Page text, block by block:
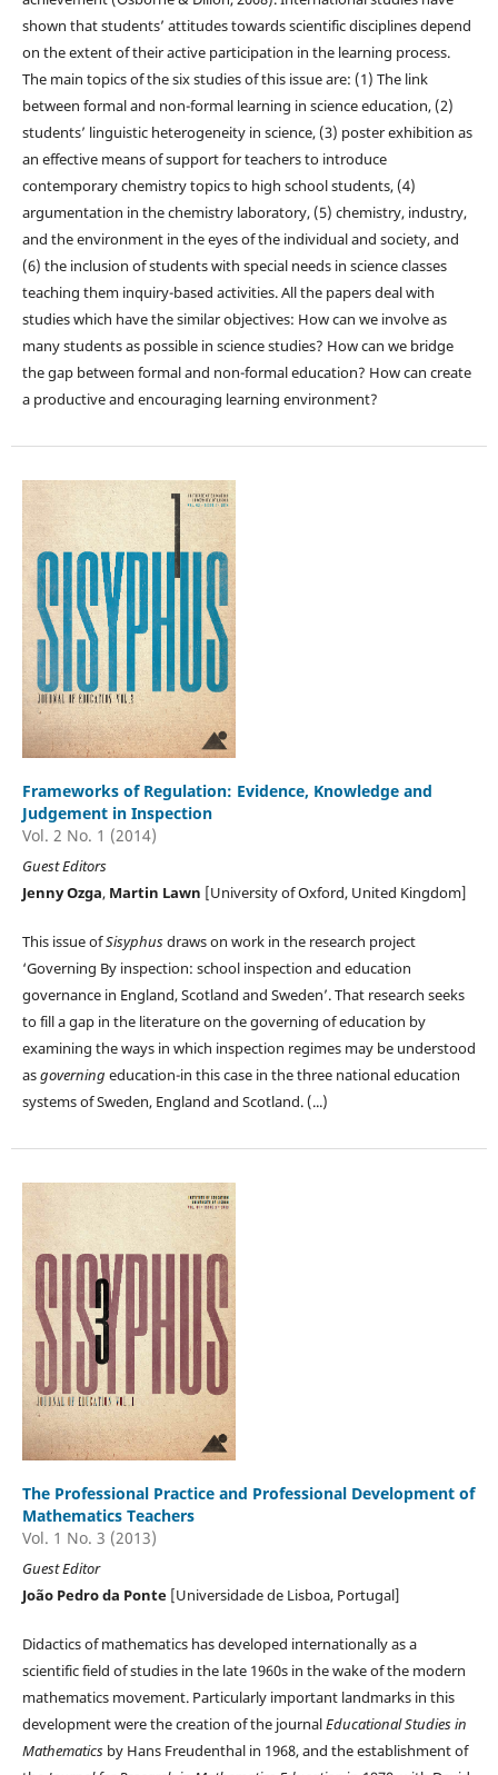
shown that students’ attitudes towards scientific disciplines depend
on the extent of their active participation in the learning process.
The main topics of the six studies of this issue are: (1) The link
between formal and non-formal learning in science education, (2)
students’ linguistic heterogeneity in science, (3) poster exhibition as
an effective means of support for teachers to introduce
contemporary chemistry topics to high school students, (4)
argumentation in the chemistry laboratory, (5) chemistry, industry,
and the environment in the eyes of the individual and society, and
(6) the inclusion of students with special needs in science classes
teaching them inquiry-based activities. All the papers deal with
studies which have the similar objectives: How can we involve as
many students as possible in science studies? How can we bridge
the gap between formal and non-formal education? How can create
a productive and encouraging learning environment?
Frameworks of Regulation: Evidence, Knowledge and
Judgement in Inspection
Vol. 2 No. 1 (2014)
Guest Editors
Jenny Ozga, Martin Lawn [University of Oxford, United Kingdom]
This issue ofSisyphusdraws on work in the research project
‘Governing By inspection: school inspection and education
governance in England, Scotland and Sweden’. That research seeks
to fill a gap in the literature on the governing of education by
examining the ways in which inspection regimes may be understood
asgoverning education-in this case in the three national education
systems of Sweden, England and Scotland. (...)
The Professional Practice and Professional Development of
Mathematics Teachers
Vol. 1 No. 3 (2013)
Guest Editor
João Pedro da Ponte [Universidade de Lisboa, Portugal]
Didactics of mathematics has developed internationally as a
scientific field of studies in the late 1960s in the wake of the modern
mathematics movement. Particularly important landmarks in this
development were the creation of the journalEducational Studies in
Mathematicsby Hans Freudenthal in 1968, and the establishment of